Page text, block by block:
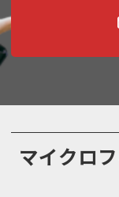
マイクロ